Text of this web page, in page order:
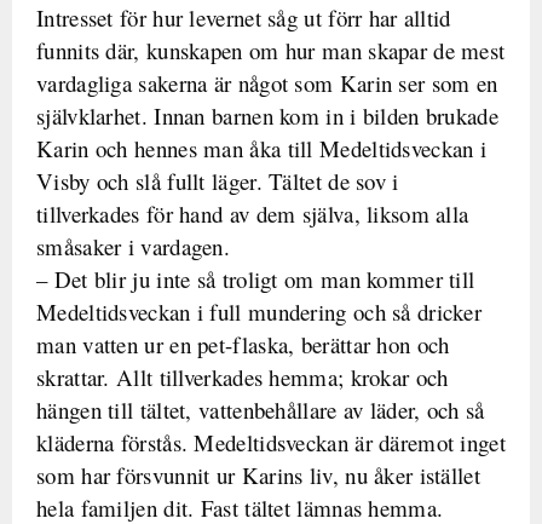
Intresset för hur levernet såg ut förr har alltid
funnits där, kunskapen om hur man skapar de mest
vardagliga sakerna är något som Karin ser som en
självklarhet. Innan barnen kom in i bilden brukade
Karin och hennes man åka till Medeltidsveckan i
Visby och slå fullt läger. Tältet de sov i
tillverkades för hand av dem själva, liksom alla
småsaker i vardagen.
– Det blir ju inte så troligt om man kommer till
Medeltidsveckan i full mundering och så dricker
man vatten ur en pet-flaska, berättar hon och
skrattar. Allt tillverkades hemma; krokar och
hängen till tältet, vattenbehållare av läder, och så
kläderna förstås. Medeltidsveckan är däremot inget
som har försvunnit ur Karins liv, nu åker istället
hela familjen dit. Fast tältet lämnas hemma.